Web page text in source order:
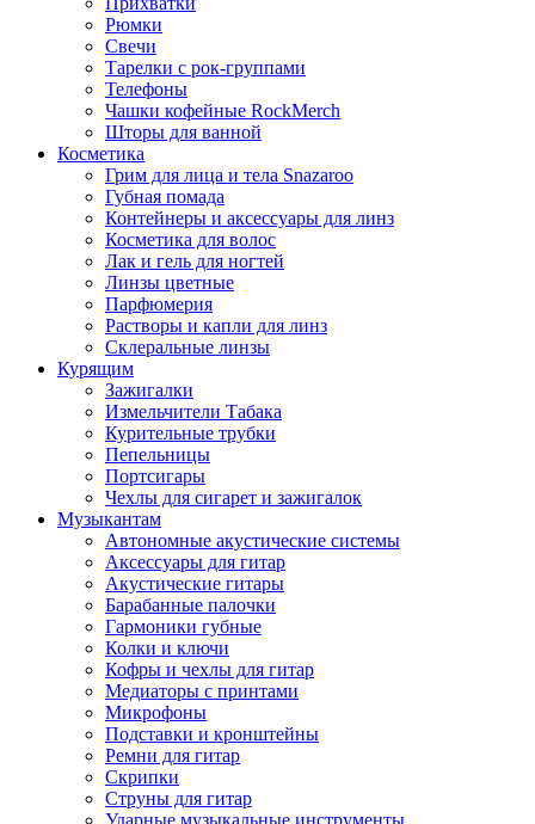
Рюмки
Свечи
Тарелки с рок-группами
Телефоны
Чашки кофейные RockMerch
Шторы для ванной
Косметика
Грим для лица и тела Snazaroo
Губная помада
Контейнеры и аксессуары для линз
Косметика для волос
Лак и гель для ногтей
Линзы цветные
Парфюмерия
Растворы и капли для линз
Склеральные линзы
Курящим
Зажигалки
Измельчители Табака
Курительные трубки
Пепельницы
Портсигары
Чехлы для сигарет и зажигалок
Музыкантам
Автономные акустические системы
Аксессуары для гитар
Акустические гитары
Барабанные палочки
Гармоники губные
Колки и ключи
Кофры и чехлы для гитар
Медиаторы с принтами
Микрофоны
Подставки и кронштейны
Ремни для гитар
Скрипки
Струны для гитар
Ударные музыкальные инструменты